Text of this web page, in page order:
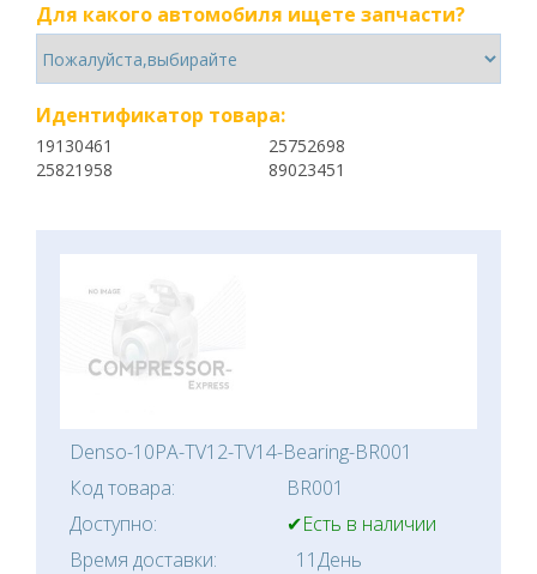
Для какого автомобиля ищете запчасти?
Идентификатор товара:
19130461
25752698
25821958
89023451
Denso-10PA-TV12-TV14-Bearing-BR001
Код товара:
BR001
Доступно:
✔Есть в наличии
Время доставки:
11День